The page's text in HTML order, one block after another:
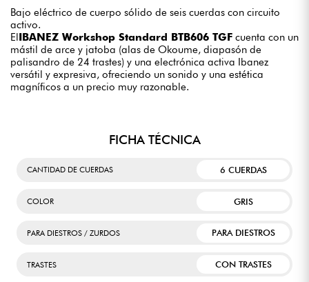
Bajo eléctrico de cuerpo sólido de seis cuerdas con circuito
activo.
ElIBANEZ Workshop Standard BTB606 TGF cuenta con un
mástil de arce y jatoba (alas de Okoume, diapasón de
palisandro de 24 trastes) y una electrónica activa Ibanez
versátil y expresiva, ofreciendo un sonido y una estética
magníficos a un precio muy razonable.
FICHA TÉCNICA
CANTIDAD DE CUERDAS 6 CUERDAS
COLOR GRIS
PARA DIESTROS / ZURDOS PARA DIESTROS
TRASTES CON TRASTES